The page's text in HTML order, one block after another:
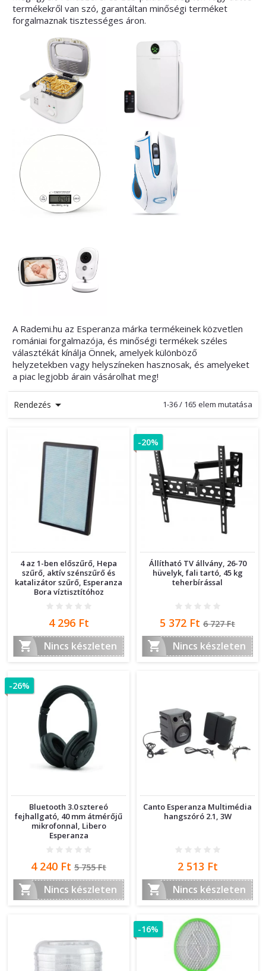
termékekről van szó, garantáltan minőségi terméket
forgalmaznak tisztességes áron.
A Rademi.hu az Esperanza márka termékeinek közvetlen
romániai forgalmazója, és minőségi termékek széles
választékát kínálja Önnek, amelyek különböző
helyzetekben vagy helyszíneken hasznosak, és amelyeket
a piac legjobb árain vásárolhat meg!
Rendezés  1-36 / 165 elem mutatása
4 az 1-ben előszűrő, Hepa
szűrő, aktív szénszűrő és
katalizátor szűrő, Esperanza
Bora víztisztítóhoz
Ár
4 296 Ft

Nincs készleten
Állítható TV állvány, 26-70
hüvelyk, fali tartó, 45 kg
teherbírással
Ár
5 372 Ft Normál
ár
6 727 Ft
 Nincs készleten
-20%
Bluetooth 3.0 sztereó
fejhallgató, 40 mm átmérőjű
mikrofonnal, Libero
Esperanza
Ár
4 240 Ft Normál
ár
5 755 Ft
 Nincs készleten
-26%
Canto Esperanza Multimédia
hangszóró 2.1, 3W
Ár
2 513 Ft

Nincs készleten
-16%